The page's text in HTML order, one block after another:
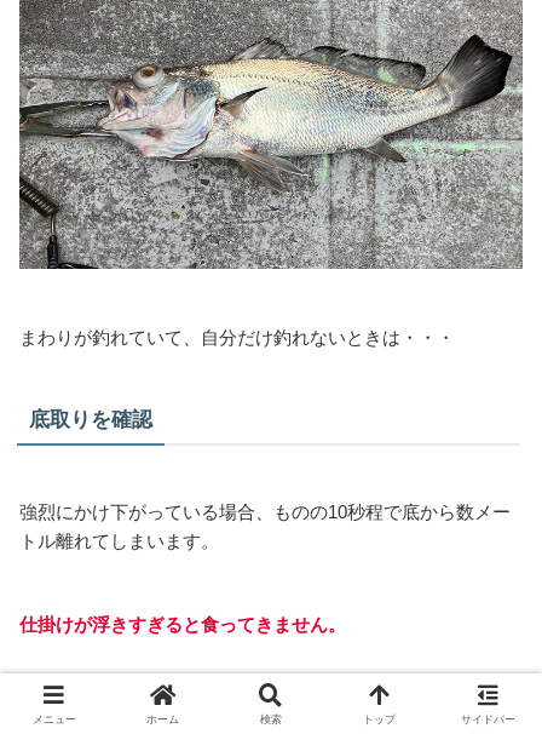
まわりが釣れていて、自分だけ釣れないときは・・・
底取りを確認
強烈にかけ下がっている場合、ものの10秒程で底から数メー
トル離れてしまいます。
仕掛けが浮きすぎると食ってきません。
底取りはかなり意識した方がいいです。
メニュー ホーム 検索 トップ サイドバー